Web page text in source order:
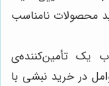
محصولات نامناسب
یک تأمین‌کننده‌ی
در خرید نبشی با